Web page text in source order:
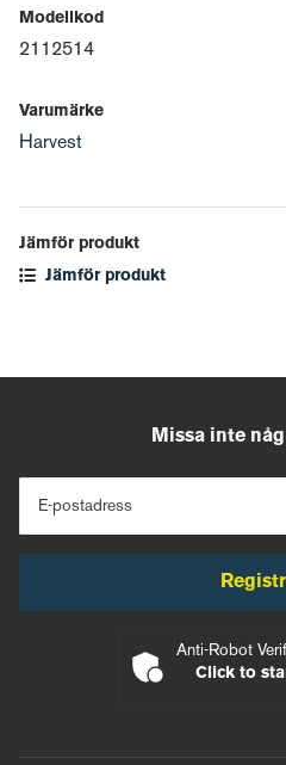
Modellkod
2112514
Varumärke
Harvest
Jämför produkt
Jämför produkt
Missa inte
E-postadress
Anti-Robot
Click to